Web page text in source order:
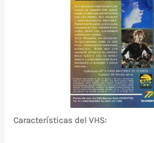
Características del VHS: